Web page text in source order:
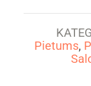
Pietums,